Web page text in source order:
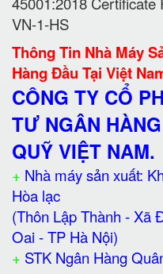
VN-1-HS
Thông Tin Nhà Máy
Hàng Đầu Tại Việt
CÔNG TY CỔ
TƯ NGÂN
QUỸ VIỆT NAM.
+ Nhà máy sản xuất:
Hòa lạc
(Thôn Lập Thành - Xã
Oai - TP Hà Nội)
+ STK Ngân Hàng